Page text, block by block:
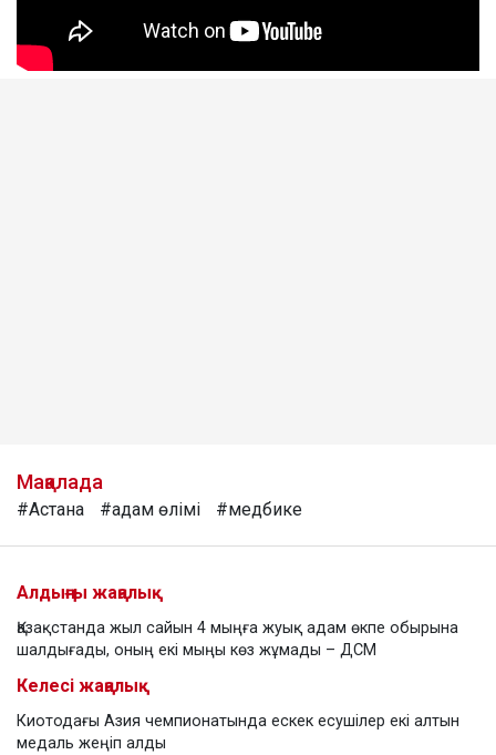
Мақалада
#Астана #адам өлімі #медбике
Алдыңғы жаңалық
Қазақстанда жыл сайын 4 мыңға жуық адам өкпе обырына
шалдығады, оның екі мыңы көз жұмады – ДСМ
Келесі жаңалық
Киотодағы Азия чемпионатында ескек есушілер екі алтын
медаль жеңіп алды